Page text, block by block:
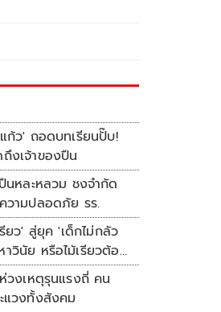
ก้ว' ถอดบทเรียนปั๊บ!
งเจ้าของปืน
นหละหลวม ชงจำกัด
วามปลอดภัย รร.
ยว' สู่ยุค 'เด็กไม่กลัว
วินัย หรือไม้เรียวต้อง
วงเหตุรุนแรงถี่ คน
แวงทั้งสังคม